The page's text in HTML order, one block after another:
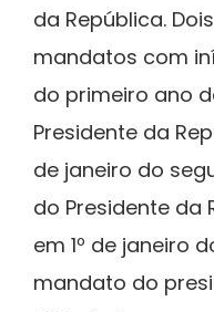
da República.
mandatos com
do primeiro ano
Presidente da
de janeiro do
do Presidente da
em 1º de janeiro
mandato do